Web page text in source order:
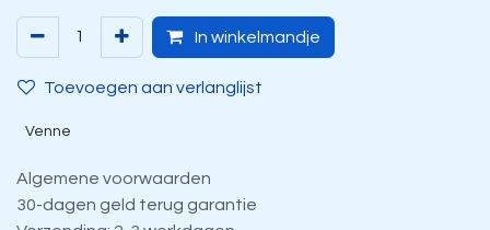
In winkelmandje
Toevoegen aan verlanglijst
Venne
Algemene voorwaarden
30-dagen geld terug garantie